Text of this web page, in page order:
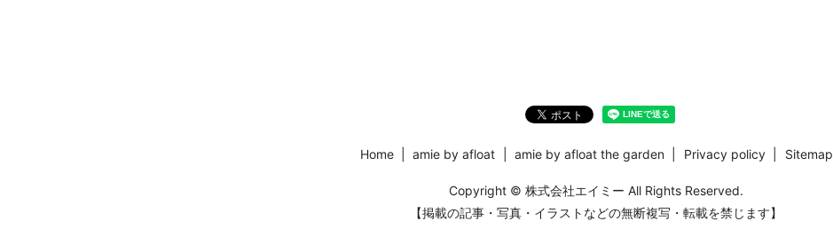
Home amie by afloat amie by afloat the garden Privacy policy Sitemap
Copyright © 株式会社エイミー All Rights Reserved.
【掲載の記事・写真・イラストなどの無断複写・転載を禁じます】